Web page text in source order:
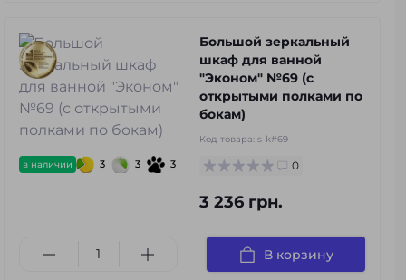
в наличии 3 3 3
Большой зеркальный
шкаф для ванной
"Эконом" №69 (с
открытыми полками по
бокам)
Код товара: s-k#69
0
3 236 грн.
В корзину